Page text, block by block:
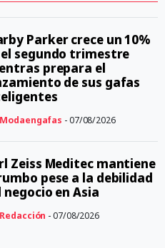
Parker crece un 10%
el segundo trimestre
prepara el
de sus gafas
Modaengafas - 07/08/2026
Zeiss Meditec mantiene
pese a la debilidad
negocio en Asia
Redacción - 07/08/2026